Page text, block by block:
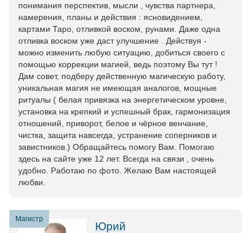
понимания перспектив, мысли , чувства партнера,
намерения, планы и действия : ясновидением,
картами Таро, отливкой воском, рунами. Даже одна
отливка воском уже даст улучшение . Действуя -
можно изменить любую ситуацию, добиться своего с
помощью коррекции магией, ведь поэтому Вы тут !
Дам совет, подберу действенную магическую работу,
уникальная магия не имеющая аналогов, мощные
ритуалы ( белая привязка на энергетическом уровне,
установка на крепкий и успешный брак, гармонизация
отношений, приворот, белое и чёрное венчание,
чистка, защита навсегда, устранение соперников и
завистников.) Обращайтесь помогу Вам. Помогаю
здесь на сайте уже 12 лет. Всегда на связи , очень
удобно. Работаю по фото. Желаю Вам настоящей
любви.
Магистр
Юрий